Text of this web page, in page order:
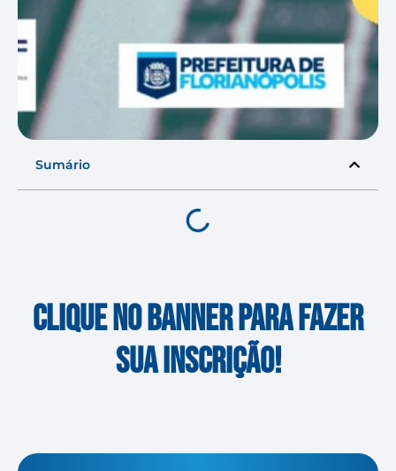
Sumário
Clique no banner para fazer
sua inscrição!